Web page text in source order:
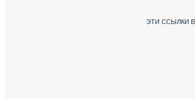
ЭТИ ССЫЛКИ